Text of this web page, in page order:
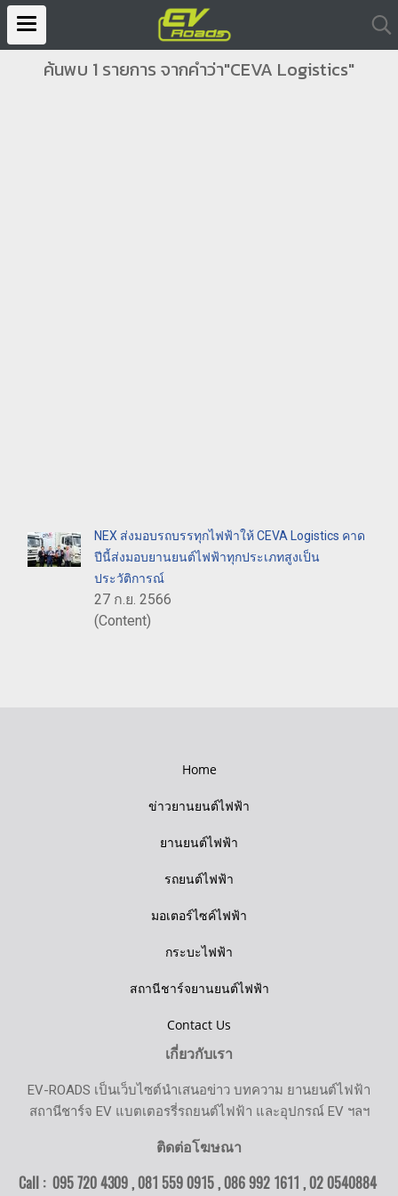
ค้นพบ 1 รายการ จากคำว่า"CEVA Logistics"
NEX ส่งมอบรถบรรทุกไฟฟ้าให้ CEVA Logistics คาด
ปีนี้ส่งมอบยานยนต์ไฟฟ้าทุกประเภทสูงเป็น
ประวัติการณ์
27 ก.ย. 2566
(Content)
Home
ข่าวยานยนต์ไฟฟ้า
ยานยนต์ไฟฟ้า
รถยนต์ไฟฟ้า
มอเตอร์ไซค์ไฟฟ้า
กระบะไฟฟ้า
สถานีชาร์จยานยนต์ไฟฟ้า
Contact Us
เกี่ยวกับเรา
EV-ROADS เป็นเว็บไซต์นำเสนอข่าว บทความ ยานยนต์ไฟฟ้า
สถานีชาร์จ EV แบตเตอรรี่รถยนต์ไฟฟ้า และอุปกรณ์ EV ฯลฯ
ติดต่อโฆษณา
Call : 095 720 4309 , 081 559 0915 , 086 992 1611 ,02 0540884